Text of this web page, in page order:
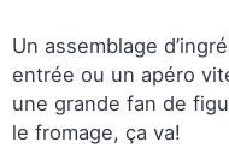
Un assemblage
entrée ou un apéro
une grande fan de
le fromage, ça va!